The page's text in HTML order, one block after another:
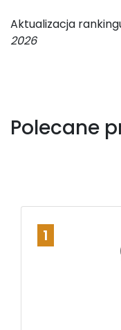
Aktualizacja
2026
Polecane
1